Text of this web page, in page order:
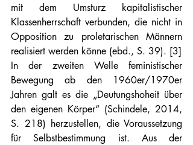
mit dem Umsturz kapitalistischer
Klassenherrschaft verbunden, die nicht in
Opposition zu proletarischen Männern
realisiert werden könne (ebd., S. 39). [3]
In der zweiten Welle feministischer
Bewegung ab den 1960er/1970er
Jahren galt es die „Deutungshoheit über
den eigenen Körper“ (Schindele, 2014,
S. 218) herzustellen, die Voraussetzung
für Selbstbestimmung ist. Aus der